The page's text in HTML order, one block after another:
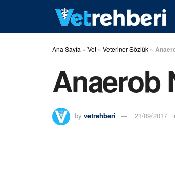
Ana Sayfa » Vet » Veteriner Sözlük »
Anaerob
by vetrehberi 21/09/2017